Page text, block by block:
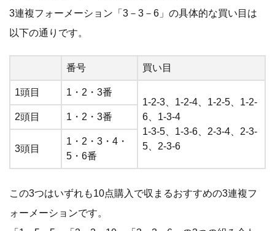
3連複フォーメーション「3－3－6」の具体的な買い目は
以下の通りです。
番号 買い目
1頭目
1・2・3番
1-2-3、1-2-4、1-2-5、1-2-
6、1-3-4
1-3-5、1-3-6、2-3-4、2-3-
5、2-3-6
2頭目 1・2・3番
3頭目
1・2・3・4・
5・6番
この3つはいずれも10点購入で収まるおすすめの3連複フ
ォーメーションです。